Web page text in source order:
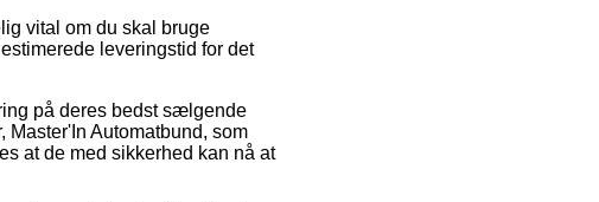
vital om du skal bruge
leveringstid for det
på deres bedst sælgende
Automatbund, som
at de med sikkerhed kan nå at